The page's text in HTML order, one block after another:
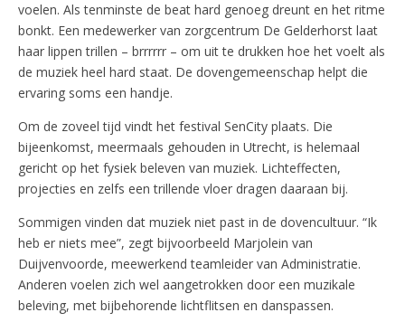
voelen. Als tenminste de beat hard genoeg dreunt en het ritme
bonkt. Een medewerker van zorgcentrum De Gelderhorst laat
haar lippen trillen – brrrrrr – om uit te drukken hoe het voelt als
de muziek heel hard staat. De dovengemeenschap helpt die
ervaring soms een handje.
Om de zoveel tijd vindt het festival SenCity plaats. Die
bijeenkomst, meermaals gehouden in Utrecht, is helemaal
gericht op het fysiek beleven van muziek. Lichteffecten,
projecties en zelfs een trillende vloer dragen daaraan bij.
Sommigen vinden dat muziek niet past in de dovencultuur. “Ik
heb er niets mee”, zegt bijvoorbeeld Marjolein van
Duijvenvoorde, meewerkend teamleider van Administratie.
Anderen voelen zich wel aangetrokken door een muzikale
beleving, met bijbehorende lichtflitsen en danspassen.